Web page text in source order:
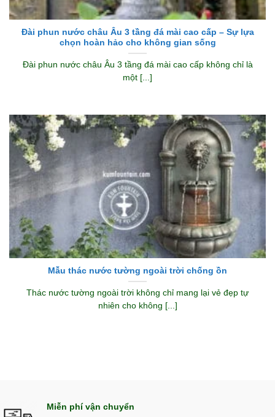
Đài phun nước châu Âu 3 tầng đá mài cao cấp – Sự lựa
chọn hoàn hảo cho không gian sống
Đài phun nước châu Âu 3 tầng đá mài cao cấp không chỉ là
một [...]
Mẫu thác nước tường ngoài trời chống ồn
Thác nước tường ngoài trời không chỉ mang lại vẻ đẹp tự
nhiên cho không [...]
Miễn phí vận chuyển